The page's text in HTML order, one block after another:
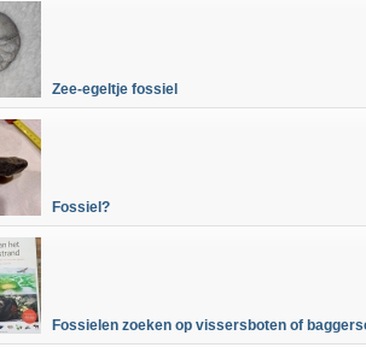
Zee-egeltje fossiel
Fossiel?
Fossielen zoeken op vissersboten of